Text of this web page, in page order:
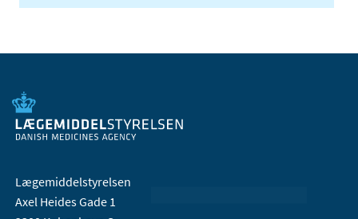
Lægemiddelstyrelsen
Axel Heides Gade 1